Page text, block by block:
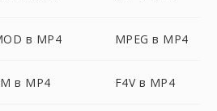
в MP4 MPEG в MP4
в MP4 F4V в MP4